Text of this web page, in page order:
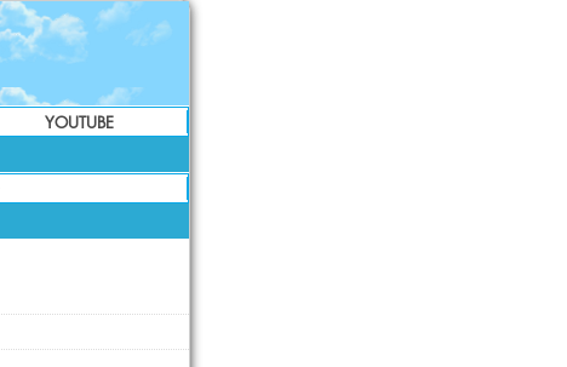
YOUTUBE